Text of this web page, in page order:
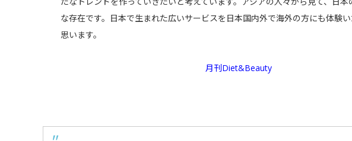
な存在です。日本で生まれた広いサービスを日本国内外で海外の方にも体験
思います。
月刊Diet&Beauty